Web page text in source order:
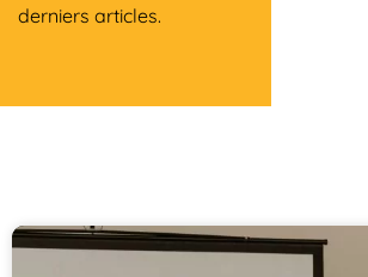
derniers articles.